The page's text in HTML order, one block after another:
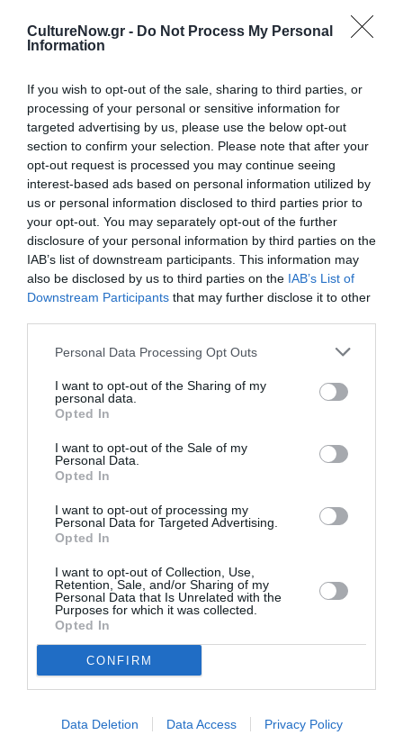
CultureNow.gr - Do Not Process My Personal
Information
If you wish to opt-out of the sale, sharing to third parties, or
processing of your personal or sensitive information for
targeted advertising by us, please use the below opt-out
section to confirm your selection. Please note that after your
opt-out request is processed you may continue seeing
interest-based ads based on personal information utilized by
us or personal information disclosed to third parties prior to
your opt-out. You may separately opt-out of the further
disclosure of your personal information by third parties on the
IAB’s list of downstream participants. This information may
also be disclosed by us to third parties on the IAB’s List of
Downstream Participants that may further disclose it to other
Personal Data Processing Opt Outs
I want to opt-out of the Sharing of my
personal data.
Opted In
I want to opt-out of the Sale of my
Personal Data.
Opted In
I want to opt-out of processing my
Personal Data for Targeted Advertising.
Opted In
I want to opt-out of Collection, Use,
Retention, Sale, and/or Sharing of my
Personal Data that Is Unrelated with the
Purposes for which it was collected.
Opted In
CONFIRM
Data Deletion Data Access Privacy Policy
Ακολουθήστε το Culturenow.gr
Σχετικά Άρθρα
Η Μισέλ Φάιφερ
αποκάλυψε ότι δεν
θέλει να
ποτέ ξανά σε ταινία
Προβολές με
ελεύθερη είσοδο
Κινηματογράφο
Αγίας Παρασκευής |
Εισπράξεις πάνω
από 1 δισ. δολάρια
για το “Spider-Man:
Brand New Day”
“Without Blood” της